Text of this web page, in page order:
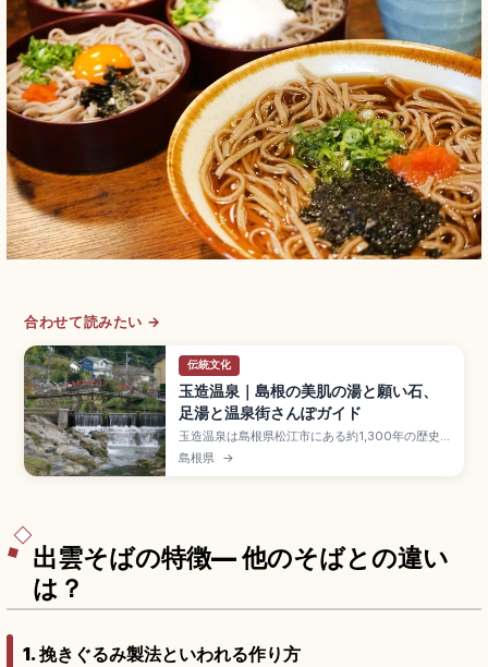
合わせて読みたい →
伝統文化
玉造温泉｜島根の美肌の湯と願い石、
足湯と温泉街さんぽガイド
玉造温泉は島根県松江市にある約1,300年の歴史
を持つ日本最古級の温泉で、出雲国風土記にも記
載のある「美肌の湯」。ナトリウム・カルシウム-
島根県 →
出雲そばの特徴— 他のそばとの違い
は？
1. 挽きぐるみ製法といわれる作り方